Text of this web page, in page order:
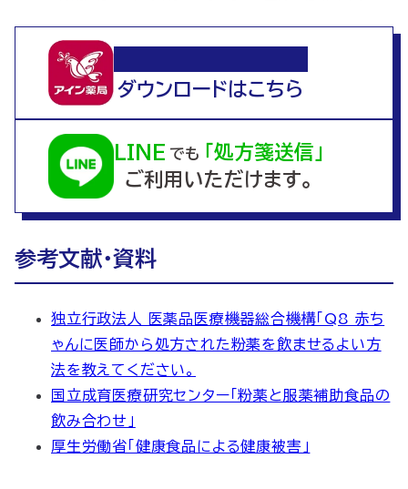
ダウンロードはこちら
LINE でも
「処方箋送信」
ご利用いただけます。
参考文献・資料
独立行政法人 医薬品医療機器総合機構「Q8 赤ち
ゃんに医師から処方された粉薬を飲ませるよい方
法を教えてください。
国立成育医療研究センター「粉薬と服薬補助食品の
飲み合わせ」
厚生労働省「健康食品による健康被害」